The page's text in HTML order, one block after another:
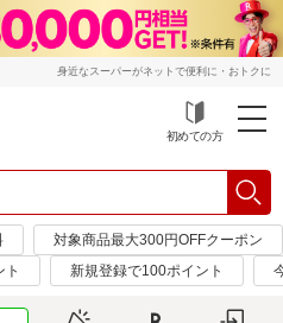
身近なスーパーがネットで便利に・おトクに
初めての方
対象商品最大300円OFFクーポン
ト
新規登録で100ポイント